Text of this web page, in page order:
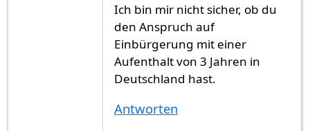
Ich bin mir nicht sicher, ob du
den Anspruch auf
Einbürgerung mit einer
Aufenthalt von 3 Jahren in
Deutschland hast.
Antworten